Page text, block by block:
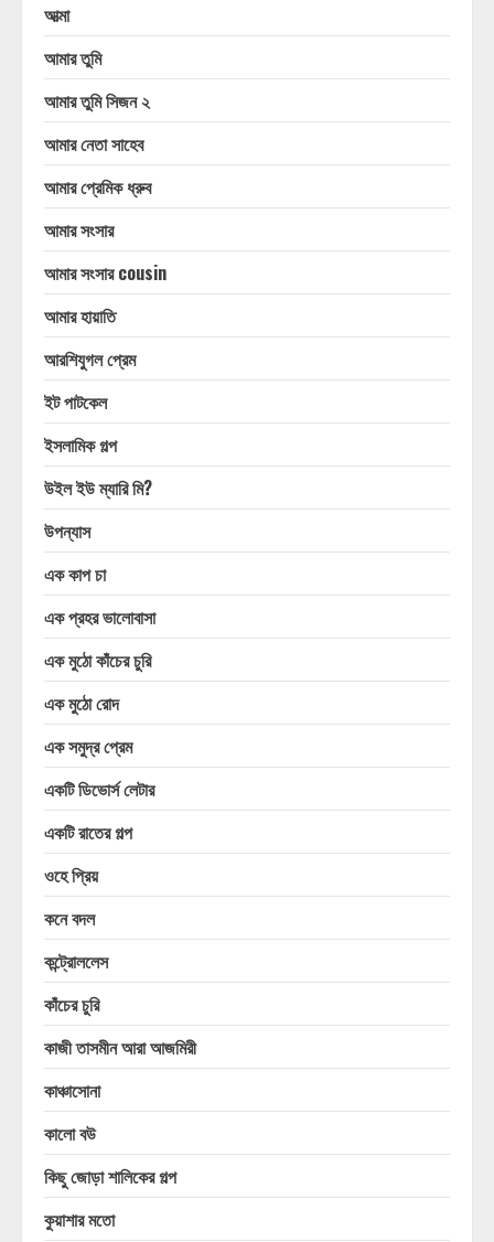
আত্মা
আমার তুমি
আমার তুমি সিজন ২
আমার নেতা সাহেব
আমার প্রেমিক ধ্রুব
আমার সংসার
আমার সংসার cousin
আমার হায়াতি
আরশিযুগল প্রেম
ইট পাটকেল
ইসলামিক গল্প
উইল ইউ ম্যারি মি?
উপন্যাস
এক কাপ চা
এক প্রহর ভালোবাসা
এক মুঠো কাঁচের চুরি
এক মুঠো রোদ
এক সমুদ্র প্রেম
একটি ডিভোর্স লেটার
একটি রাতের গল্প
ওহে প্রিয়
কনে বদল
কন্ট্রোললেস
কাঁচের চুরি
কাজী তাসমীন আরা আজমিরী
কাঞ্চাসোনা
কালো বউ
কিছু জোড়া শালিকের গল্প
কুয়াশার মতো